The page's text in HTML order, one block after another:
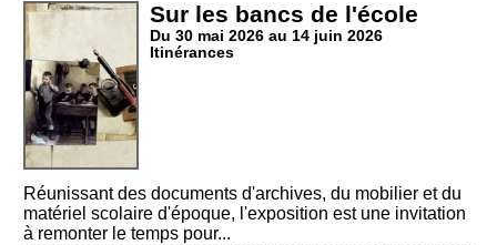
Sur les bancs de l'école
Du 30 mai 2026 au 14 juin 2026
Itinérances
Réunissant des documents d'archives, du mobilier et du
matériel scolaire d'époque, l'exposition est une invitation
à remonter le temps pour...